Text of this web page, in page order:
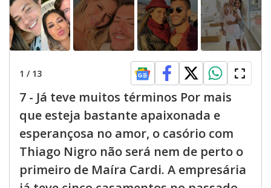
1 / 13
7 - Já teve muitos términos Por mais
que esteja bastante apaixonada e
esperançosa no amor, o casório com
Thiago Nigro não será nem de perto o
primeiro de Maíra Cardi. A empresária